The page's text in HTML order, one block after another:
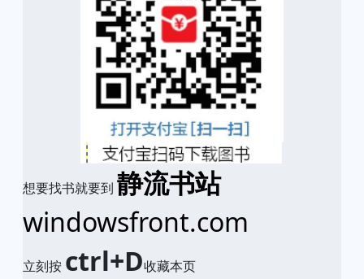
想要找书就要到 静流书站
windowsfront.com
立刻按 ctrl+D收藏本页